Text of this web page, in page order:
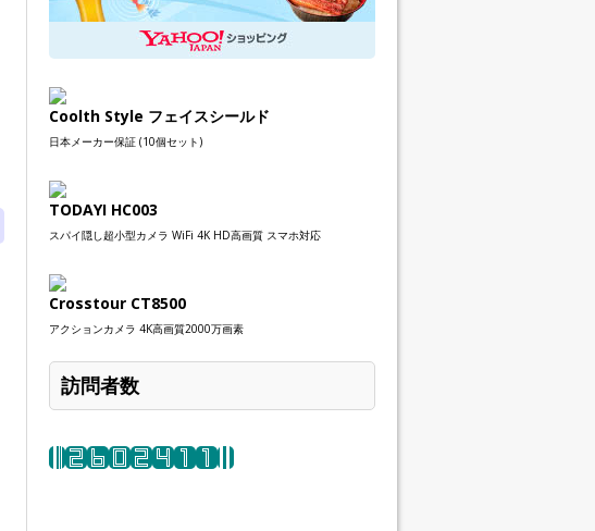
Coolth Style フェイスシールド
日本メーカー保証 (10個セット)
TODAYI HC003
スパイ隠し超小型カメラ WiFi 4K HD高画質 スマホ対応
Crosstour CT8500
アクションカメラ 4K高画質2000万画素
訪問者数